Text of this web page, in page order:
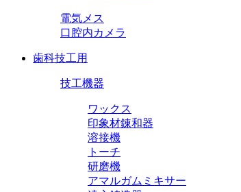
電気メス
口腔内カメラ
歯科技工用
技工機器
ワックス
印象材錬和器
溶接機
トーチ
研磨機
アマルガムミキサー